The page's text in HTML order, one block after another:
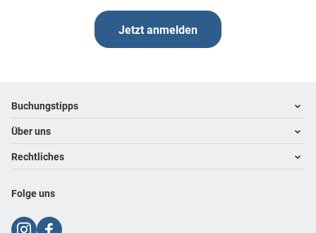
Jetzt anmelden
Footer navigation
Buchungstipps
Warum im Reisebüro buchen
Hoteltipps
Reisewelten
Über uns
Kontakt
Karriere
Rechtliches
AGB
Folge uns